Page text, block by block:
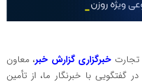
تجارت خبرگزاری گزارش خبر، معاون
با خبرنگار ما، از تأمین